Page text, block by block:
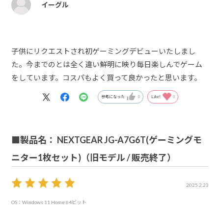
イーグル
子供にリクエストされ初ゲーミングデビューいたしまし
た。今までのとは全く違い鮮明に映り毎日楽しんでゲーム
をしています。コスパもよく買って良かったと思います。
参考になった 0 Like! 0
■製品名： NEXTGEAR JG-A7G6T(ゲーミングモ
ニター1枚セット)（旧モデル / 販売終了）
2025.2.23
OS：Windows 11 Home 64ビット